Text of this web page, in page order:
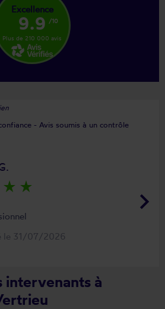
Excellence
9.9 /10
Plus de 210 000 avis
- Avis soumis à un contrôle
keyboard_arrow_right
star_rate star_rate
le 31/07/2026
intervenants à